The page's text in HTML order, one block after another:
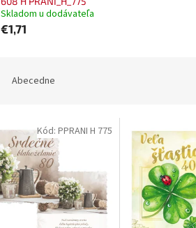
Skladom u dodávateľa
€1,71
Abecedne
Kód: PPRANI H 775